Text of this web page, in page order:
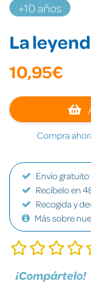
+10 años
La
10,95€
Compra
Envío
Recíbelo en
Recogida y
Más sobre
¡Compártelo!